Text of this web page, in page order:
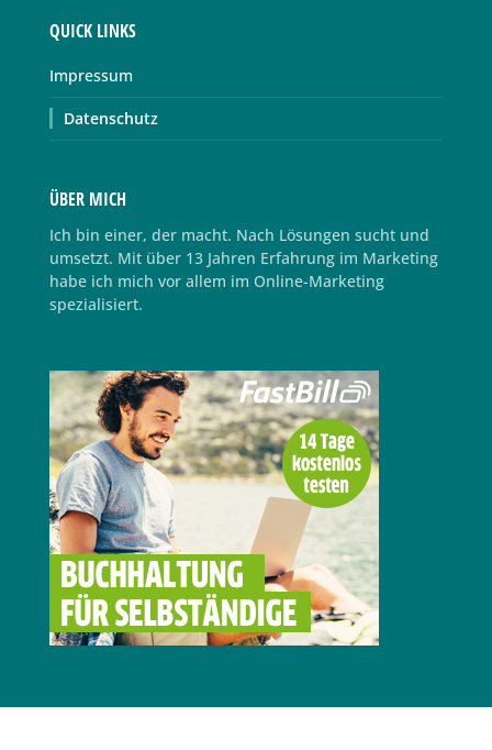
QUICK LINKS
Impressum
Datenschutz
ÜBER MICH
Ich bin einer, der macht. Nach Lösungen sucht und
umsetzt. Mit über 13 Jahren Erfahrung im Marketing
habe ich mich vor allem im Online-Marketing
spezialisiert.